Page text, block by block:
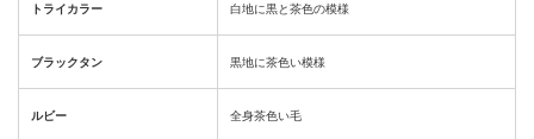
トライカラー 白地に黒と茶色の模様
ブラックタン 黒地に茶色い模様
ルビー 全身茶色い毛